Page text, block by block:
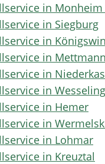
in Monheim
in Siegburg
in
in Mettmann
in
in Wesseling
in Hemer
in
in Lohmar
in Kreuztal